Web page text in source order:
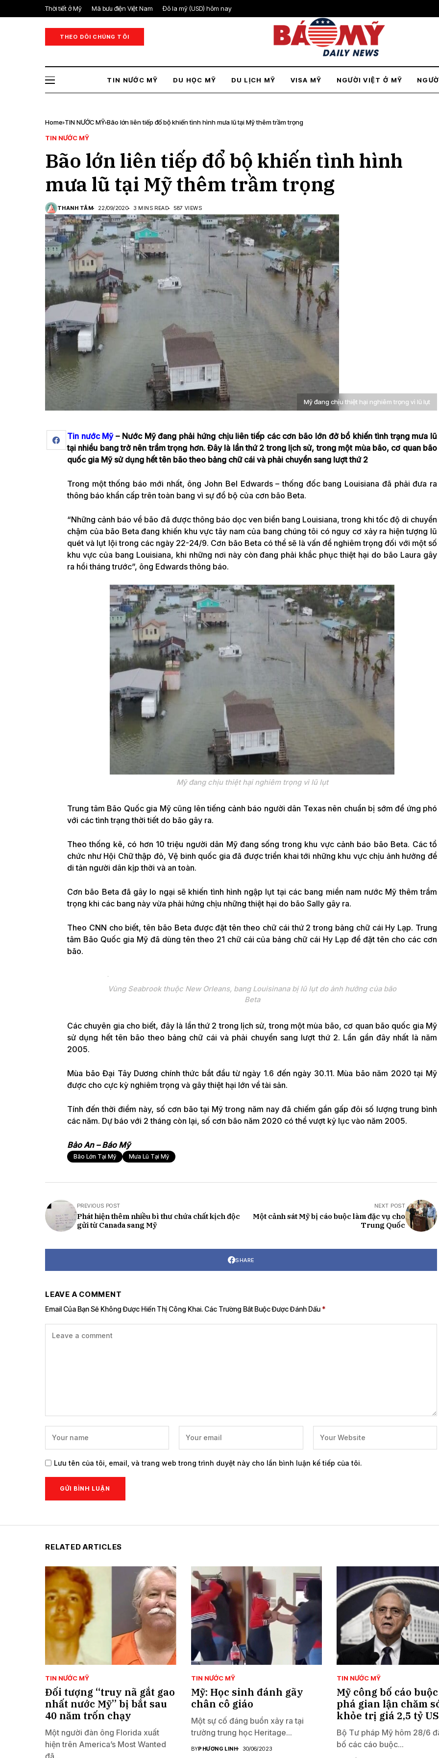
Thời tiết ở Mỹ Mã bưu điện Việt Nam Đô la mỹ (USD) hôm nay
THEO DÕI CHÚNG TÔI
TIN NƯỚC MỸ DU HỌC MỸ DU LỊCH MỸ VISA MỸ NGƯỜI VIỆT Ở MỸ
Home TIN NƯỚC MỸ Bão lớn liên tiếp đổ bộ khiến tình hình mưa lũ tại Mỹ thêm trầm trọng
TIN NƯỚC MỸ
Bão lớn liên tiếp đổ bộ khiến tình hình
mưa lũ tại Mỹ thêm trầm trọng
THANH TÂM 22/09/2020 3 MINS READ 587 VIEWS
Mỹ đang chịu thiệt hại nghiêm trọng vì lũ lụt
Tin nước Mỹ– Nước Mỹ đang phải hứng chịu liên tiếp các cơn bão lớn đở bổ khiến tình trạng mưa lũ
tại nhiều bang trở nên trầm trọng hơn. Đây là lần thứ 2 trong lịch sử, trong một mùa bão, cơ quan bão
quốc gia Mỹ sử dụng hết tên bão theo bảng chữ cái và phải chuyển sang lượt thứ 2
Trong một thống báo mới nhất, ông John Bel Edwards – thống đốc bang Louisiana đã phải đưa ra
thông báo khẩn cấp trên toàn bang vì sự đổ bộ của cơn bão Beta.
“Những cảnh báo về bão đã được thông báo dọc ven biển bang Louisiana, trong khi tốc độ di chuyển
chậm của bão Beta đang khiến khu vực tây nam của bang chúng tôi có nguy cơ xảy ra hiện tượng lũ
quét và lụt lội trong các ngày 22-24/9. Cơn bão Beta có thể sẽ là vấn đề nghiêm trọng đối với một số
khu vực của bang Louisiana, khi những nơi này còn đang phải khắc phục thiệt hại do bão Laura gây
ra hồi tháng trước”, ông Edwards thông báo.
Mỹ đang chịu thiệt hại nghiêm trọng vì lũ lụt
Trung tâm Bão Quốc gia Mỹ cũng lên tiếng cảnh báo người dân Texas nên chuẩn bị sớm để ứng phó
với các tình trạng thời tiết do bão gây ra.
Theo thống kê, có hơn 10 triệu người dân Mỹ đang sống trong khu vực cảnh báo bão Beta. Các tổ
chức như Hội Chữ thập đỏ, Vệ binh quốc gia đã được triển khai tới những khu vực chịu ảnh hưởng để
di tản người dân kịp thời và an toàn.
Cơn bão Beta đã gây lo ngại sẽ khiến tình hình ngập lụt tại các bang miền nam nước Mỹ thêm trầm
trọng khi các bang này vừa phải hứng chịu những thiệt hại do bão Sally gây ra.
Theo CNN cho biết, tên bão Beta được đặt tên theo chữ cái thứ 2 trong bảng chữ cái Hy Lạp. Trung
tâm Bão Quốc gia Mỹ đã dùng tên theo 21 chữ cái của bảng chữ cái Hy Lạp để đặt tên cho các cơn
bão.
Vùng Seabrook thuộc New Orleans, bang Louisinana bị lũ lụt do ảnh hưởng của bão
Beta
Các chuyên gia cho biết, đây là lần thứ 2 trong lịch sử, trong một mùa bão, cơ quan bão quốc gia Mỹ
sử dụng hết tên bão theo bảng chữ cái và phải chuyển sang lượt thứ 2. Lần gần đây nhất là năm
2005.
Mùa bão Đại Tây Dương chính thức bắt đầu từ ngày 1.6 đến ngày 30.11. Mùa bão năm 2020 tại Mỹ
được cho cực kỳ nghiêm trọng và gây thiệt hại lớn về tài sản.
Tính đến thời điểm này, số cơn bão tại Mỹ trong năm nay đã chiếm gần gấp đôi số lượng trung bình
các năm. Dự báo với 2 tháng còn lại, số cơn bão năm 2020 có thể vượt kỷ lục vào năm 2005.
Bảo An – Báo Mỹ
Bão Lớn Tại Mỹ Mưa Lũ Tại Mỹ
PREVIOUS POST
Phát hiện thêm nhiều bì thư chứa chất kịch độc
gửi từ Canada sang Mỹ
NEXT POST
Một cảnh sát Mỹ bị cáo buộc làm đặc vụ cho
Trung Quốc
SHARE
LEAVE A COMMENT
Email Của Bạn Sẽ Không Được Hiển Thị Công Khai. Các Trường Bắt Buộc Được Đánh Dấu *
Lưu tên của tôi, email, và trang web trong trình duyệt này cho lần bình luận kế tiếp của tôi.
RELATED ARTICLES
TIN NƯỚC MỸ
Đối tượng “truy nã gắt gao
nhất nước Mỹ” bị bắt sau
40 năm trốn chạy
Một người đàn ông Florida xuất
hiện trên America’s Most Wanted
đã...
TIN NƯỚC MỸ
Mỹ: Học sinh đánh gãy
chân cô giáo
Một sự cố đáng buồn xảy ra tại
trường trung học Heritage...
BYPHƯƠNG LINH 30/06/2023
TIN NƯỚC MỸ
Mỹ công bố cáo
phá gian lận chăm
khỏe trị giá 2,5 tỷ
Bộ Tư pháp Mỹ hôm 28/6
bố các cáo buộc...